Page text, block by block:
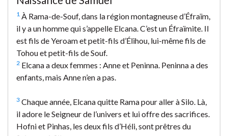
1 À Rama-de-Souf, dans la région montagneuse d’Éfraïm,
il y a un homme qui s’appelle Elcana. C’est un Éfraïmite. Il
est fils de Yeroam et petit-fils d’Élihou, lui-même fils de
Tohou et petit-fils de Souf.
2 Elcana a deux femmes : Anne et Peninna. Peninna a des
enfants, mais Anne n’en a pas.
3 Chaque année, Elcana quitte Rama pour aller à Silo. Là,
il adore le Seigneur de l’univers et lui offre des sacrifices.
Hofni et Pinhas, les deux fils d’Héli, sont prêtres du